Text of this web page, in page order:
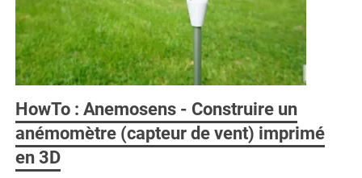
HowTo : Anemosens - Construire un
anémomètre (capteur de vent) imprimé
en 3D